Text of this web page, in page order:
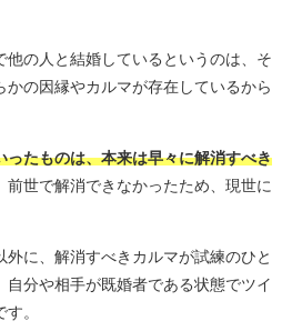
他の人と結婚しているというのは、そ
の因縁やカルマが存在しているから
ったものは、本来は早々に解消すべき
前世で解消できなかったため、現世に
に、解消すべきカルマが試練のひと
分や相手が既婚者である状態でツイ
。